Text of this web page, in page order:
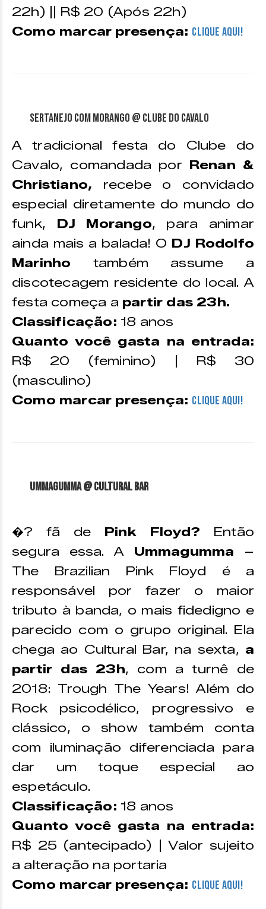
22h) || R$ 20 (Após 22h)
Como marcar presença: CLIQUE AQUI!
Sertanejo com Morango @ Clube do Cavalo
A tradicional festa do Clube do
Cavalo, comandada por Renan &
Christiano, recebe o convidado
especial diretamente do mundo do
funk, DJ Morango, para animar
ainda mais a balada! O DJ Rodolfo
Marinho também assume a
discotecagem residente do local. A
festa começa a partir das 23h.
Classificação: 18 anos
Quanto você gasta na entrada:
R$ 20 (feminino) | R$ 30
(masculino)
Como marcar presença: CLIQUE AQUI!
Ummagumma @ Cultural Bar
�? fã de Pink Floyd? Então
segura essa. A Ummagumma –
The Brazilian Pink Floyd é a
responsável por fazer o maior
tributo à banda, o mais fidedigno e
parecido com o grupo original. Ela
chega ao Cultural Bar, na sexta, a
partir das 23h, com a turnê de
2018: Trough The Years! Além do
Rock psicodélico, progressivo e
clássico, o show também conta
com iluminação diferenciada para
dar um toque especial ao
espetáculo.
Classificação: 18 anos
Quanto você gasta na entrada:
R$ 25 (antecipado) | Valor sujeito
a alteração na portaria
Como marcar presença: CLIQUE AQUI!